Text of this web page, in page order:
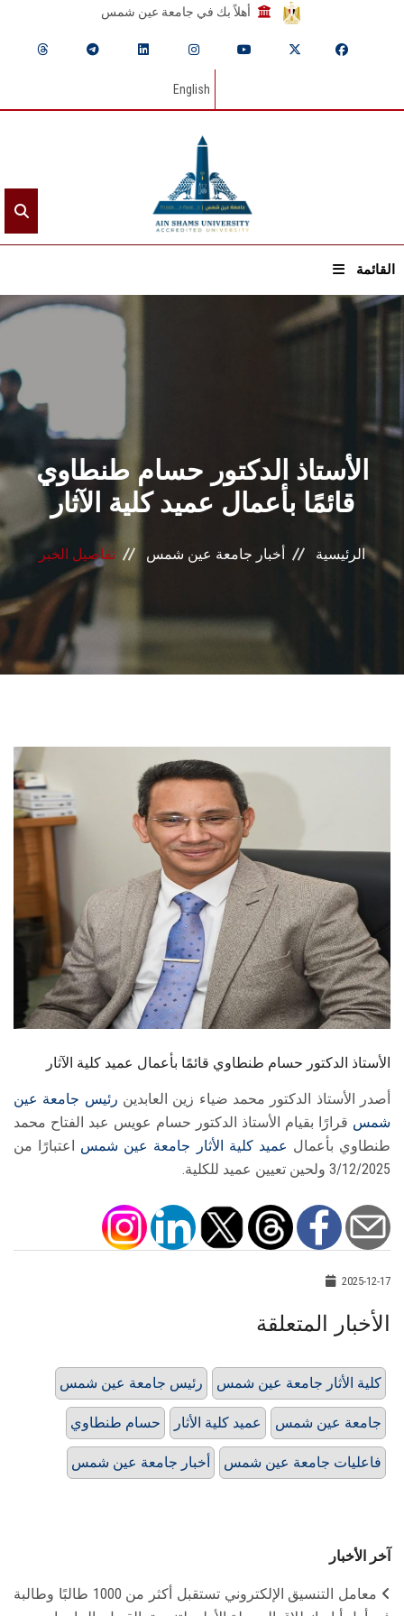
أهلاً بك في جامعة عين شمس
English
القائمة
الرئيسيـة
عن الجامعة
القطاعـات
الشئون الأكاديمية
البحث العلمي
الرعاية الصحية
المراكز والوحدات
الأنظمة الذكية
تواصل معنا
الطلاب
هيئة التدريس
الدراسات العليا
الخريجين
الموظفون
الزائـرون
سجل الان
الأستاذ الدكتور حسام طنطاوي
قائمًا بأعمال عميد كلية الآثار
الرئيسية أخبار جامعة عين شمس تفاصيل الخبر
الأستاذ الدكتور حسام طنطاوي قائمًا بأعمال عميد كلية الآثار
أصدر الأستاذ الدكتور محمد ضياء زين العابدين رئيس جامعة عين
شمس قرارًا بقيام الأستاذ الدكتور حسام عويس عبد الفتاح محمد
طنطاوي بأعمال عميد كلية الأثار جامعة عين شمس اعتبارًا من
3/12/2025 ولحين تعيين عميد للكلية.
2025-12-17
الأخبار المتعلقة
رئيس جامعة عين شمس كلية الأثار جامعة عين شمس
حسام طنطاوي عميد كلية الأثار جامعة عين شمس
أخبار جامعة عين شمس فاعليات جامعة عين شمس
آخر الأخبار
معامل التنسيق الإلكتروني تستقبل أكثر من 1000 طالبًا وطالبة